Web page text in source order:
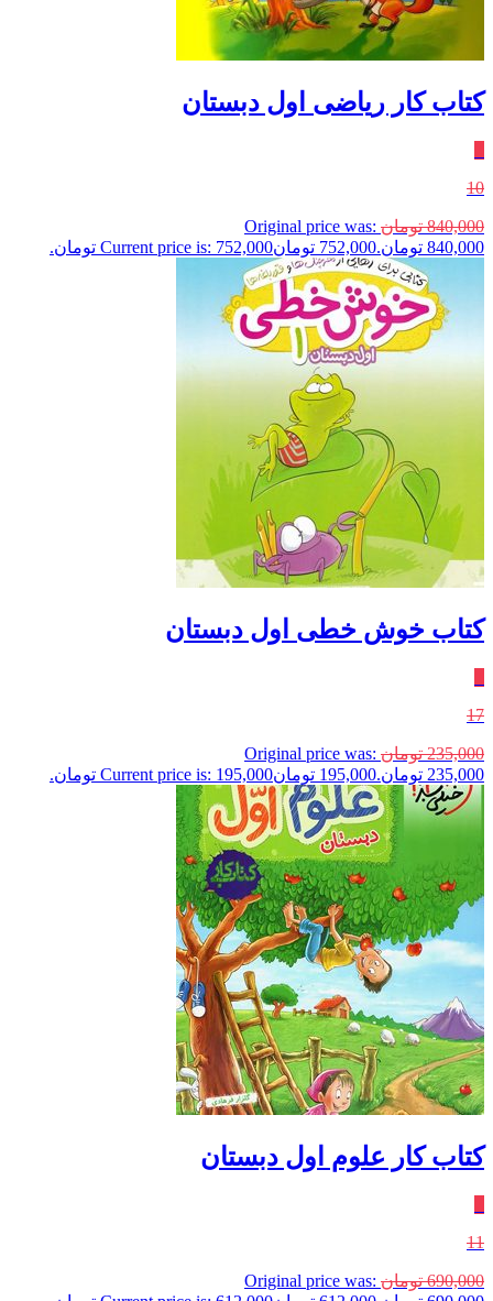
کتاب کار ریاضی اول دبستان
10
840,000 تومان Original price was:
840,000 تومان.
752,000 تومانCurrent price is: 752,000 تومان.
کتاب خوش خطی اول دبستان
17
235,000 تومان Original price was:
235,000 تومان.
195,000 تومانCurrent price is: 195,000 تومان.
کتاب کار علوم اول دبستان
11
690,000 تومان Original price was: